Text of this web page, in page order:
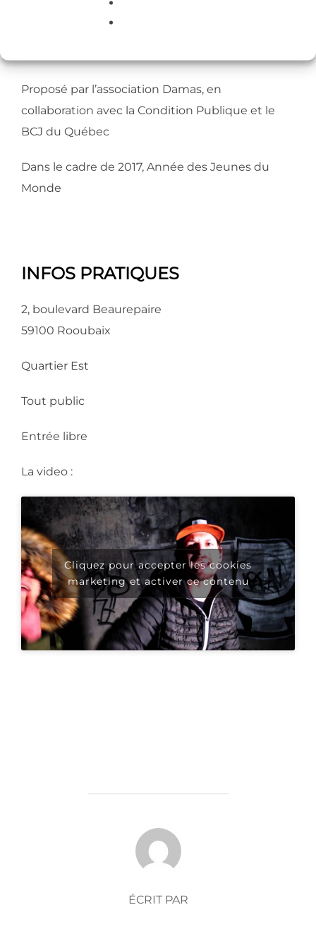
Proposé par l’association Damas, en
collaboration avec la Condition Publique et le
BCJ du Québec
Dans le cadre de 2017, Année des Jeunes du
Monde
INFOS PRATIQUES
2, boulevard Beaurepaire
59100 Rooubaix
Quartier Est
Tout public
Entrée libre
La video :
Cliquez pour accepter les cookies
marketing et activer ce contenu
AUTEUR DE LA PUBLICATION
ÉCRIT PAR